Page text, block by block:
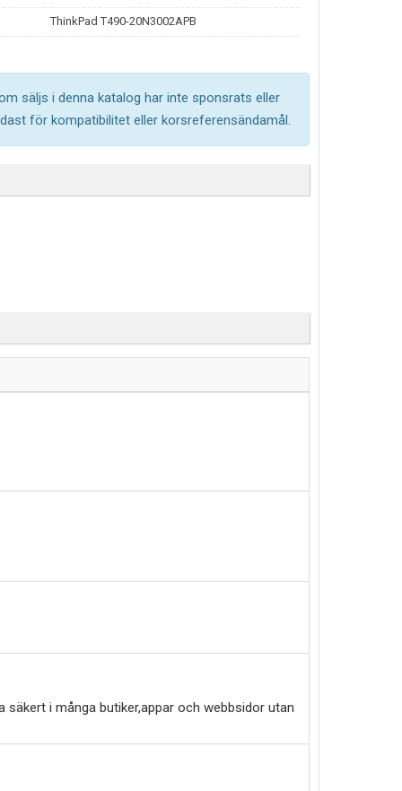
ThinkPad T490-20N3002APB
säljs i denna katalog har inte sponsrats eller
för kompatibilitet eller korsreferensändamål.
säkert i många butiker,appar och webbsidor utan